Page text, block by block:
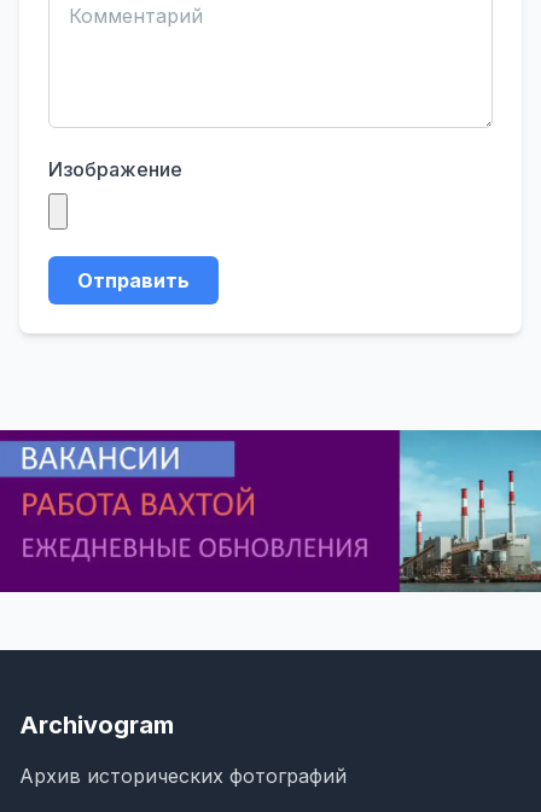
Изображение
Отправить
Archivogram
Архив исторических фотографий